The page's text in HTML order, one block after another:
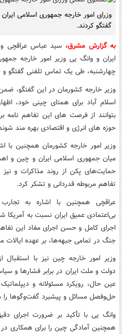
وزرای امور خارجه جمهوری اسلامی
گفتگو کردند.
به گزارش مشرق، سید عباس عراقچی
ایران و وانگ یی وزیر امور خارجه
چهارشنبه، طی یک تماس تلفنی گفتگو و
وزیر خارجه کشورمان در این گفتگو،
اسلام آباد برای همتای چینی خود،
بتوانند از فرصت های این تفاهم نامه
حوزه های انرژی و اقتصادی بهره مند
وزیر امور خارجه کشورمان همچنین با
میان جمهوری اسلامی ایران و چین و
حمایت‌های پکن از روند مذاکرات و
تفاهم مربوطه قدردانی و تشکر کرد.
عراقچی همچنین با اشاره به
بی‌اعتمادی عمیق ایران نسبت به
اجرای کامل و حسن اجرای مفاد این
جنگ در تمامی جبهه‌ها، بر عهده ایالات
وزیر امور خارجه چین نیز با استقبال
دولت و ملت ایران در برابر فشارها و
عین حال، رویکرد مسئولانه و
حل‌وفصل مسائل و پیشبرد گفت‌وگوها را
وانگ یی با تأکید بر ضرورت اجرای
همچنین آمادگی چین را برای همکاری